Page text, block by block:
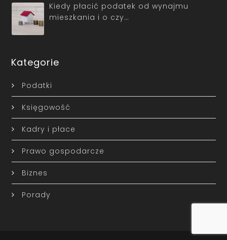
Kiedy płacić podatek od wynajmu
mieszkania i o czy…
Kategorie
Podatki
Księgowość
Kadry i płace
Prawo gospodarcze
Biznes
Porady